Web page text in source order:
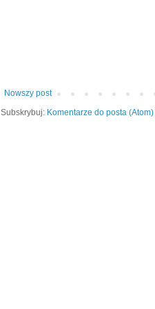
Nowszy post
Subskrybuj: Komentarze do posta (Atom)